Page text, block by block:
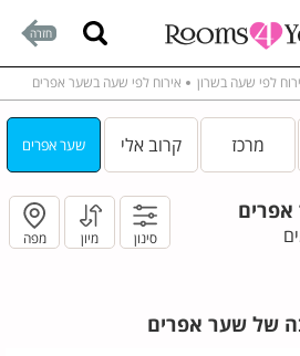
חזרה
לפי שעה בשרון אירוח לפי שעה בשער אפרים
מרכז קרוב אלי שער אפרים
סינון מיון מפה
של שער אפרים